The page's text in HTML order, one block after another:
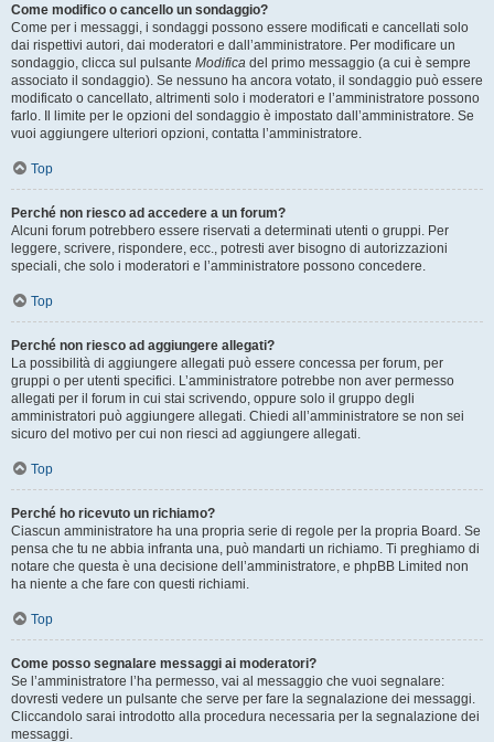
Come modifico o cancello un sondaggio?
Come per i messaggi, i sondaggi possono essere modificati e cancellati solo
dai rispettivi autori, dai moderatori e dall’amministratore. Per modificare un
sondaggio, clicca sul pulsante Modifica del primo messaggio (a cui è sempre
associato il sondaggio). Se nessuno ha ancora votato, il sondaggio può essere
modificato o cancellato, altrimenti solo i moderatori e l’amministratore possono
farlo. Il limite per le opzioni del sondaggio è impostato dall’amministratore. Se
vuoi aggiungere ulteriori opzioni, contatta l’amministratore.
Top
Perché non riesco ad accedere a un forum?
Alcuni forum potrebbero essere riservati a determinati utenti o gruppi. Per
leggere, scrivere, rispondere, ecc., potresti aver bisogno di autorizzazioni
speciali, che solo i moderatori e l’amministratore possono concedere.
Top
Perché non riesco ad aggiungere allegati?
La possibilità di aggiungere allegati può essere concessa per forum, per
gruppi o per utenti specifici. L’amministratore potrebbe non aver permesso
allegati per il forum in cui stai scrivendo, oppure solo il gruppo degli
amministratori può aggiungere allegati. Chiedi all’amministratore se non sei
sicuro del motivo per cui non riesci ad aggiungere allegati.
Top
Perché ho ricevuto un richiamo?
Ciascun amministratore ha una propria serie di regole per la propria Board. Se
pensa che tu ne abbia infranta una, può mandarti un richiamo. Ti preghiamo di
notare che questa è una decisione dell’amministratore, e phpBB Limited non
ha niente a che fare con questi richiami.
Top
Come posso segnalare messaggi ai moderatori?
Se l’amministratore l’ha permesso, vai al messaggio che vuoi segnalare:
dovresti vedere un pulsante che serve per fare la segnalazione dei messaggi.
Cliccandolo sarai introdotto alla procedura necessaria per la segnalazione dei
messaggi.